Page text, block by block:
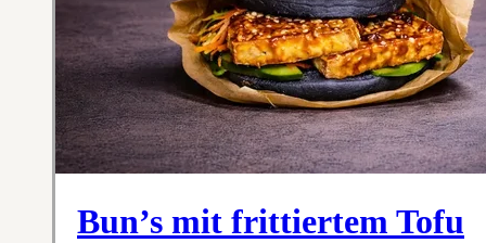
Bun’s mit frittiertem Tofu